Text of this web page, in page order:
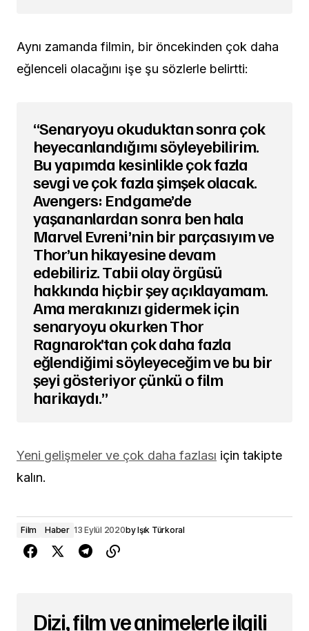
Aynı zamanda filmin, bir öncekinden çok daha
eğlenceli olacağını işe şu sözlerle belirtti:
“Senaryoyu okuduktan sonra çok
heyecanlandığımı söyleyebilirim.
Bu yapımda kesinlikle çok fazla
sevgi ve çok fazla şimşek olacak.
Avengers: Endgame’de
yaşananlardan sonra ben hala
Marvel Evreni’nin bir parçasıyım ve
Thor’un hikayesine devam
edebiliriz. Tabii olay örgüsü
hakkında hiçbir şey açıklayamam.
Ama merakınızı gidermek için
senaryoyu okurken Thor
Ragnarok’tan çok daha fazla
eğlendiğimi söyleyeceğim ve bu bir
şeyi gösteriyor çünkü o film
harikaydı.”
Yeni gelişmeler ve çok daha fazlası için takipte
kalın.
Film Haber 13 Eylül 2020byIşık Türkoral
Dizi, film ve animelerle ilgili